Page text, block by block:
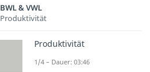
BWL & VWL
Produktivität
Produktivität
1/4 – Dauer: 03:46